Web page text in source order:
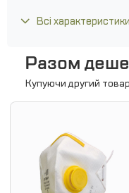
Всі характеристики
Разом
Купуючи другий